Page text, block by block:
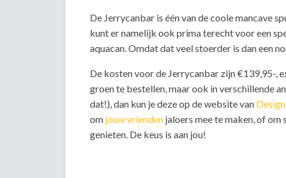
De Jerrycanbar is één van de coole mancave
kunt er namelijk ook prima terecht voor een
aquacan. Omdat dat veel stoerder is dan een
De kosten voor de Jerrycanbar zijn €139,95-,
groen te bestellen, maar ook in verschillende
dat!), dan kun je deze op de website van
om jouw vrienden jaloers mee te maken, of om
genieten. De keus is aan jou!